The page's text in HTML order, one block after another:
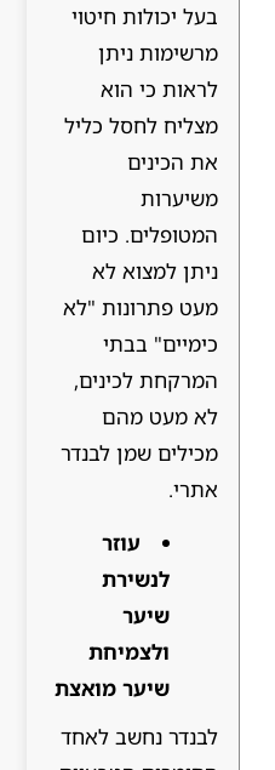
בעל יכולות חיטוי
מרשימות ניתן
לראות כי הוא
מצליח לחסל כליל
את הכינים
משיערות
המטופלים. כיום
ניתן למצוא לא
מעט פתרונות "לא
כימיים" בבתי
המרקחת לכינים,
לא מעט מהם
מכילים שמן לבנדר
אתרי.
עוזר
לנשירת
שיער
ולצמיחת
שיער מואצת
לבנדר נחשב לאחד